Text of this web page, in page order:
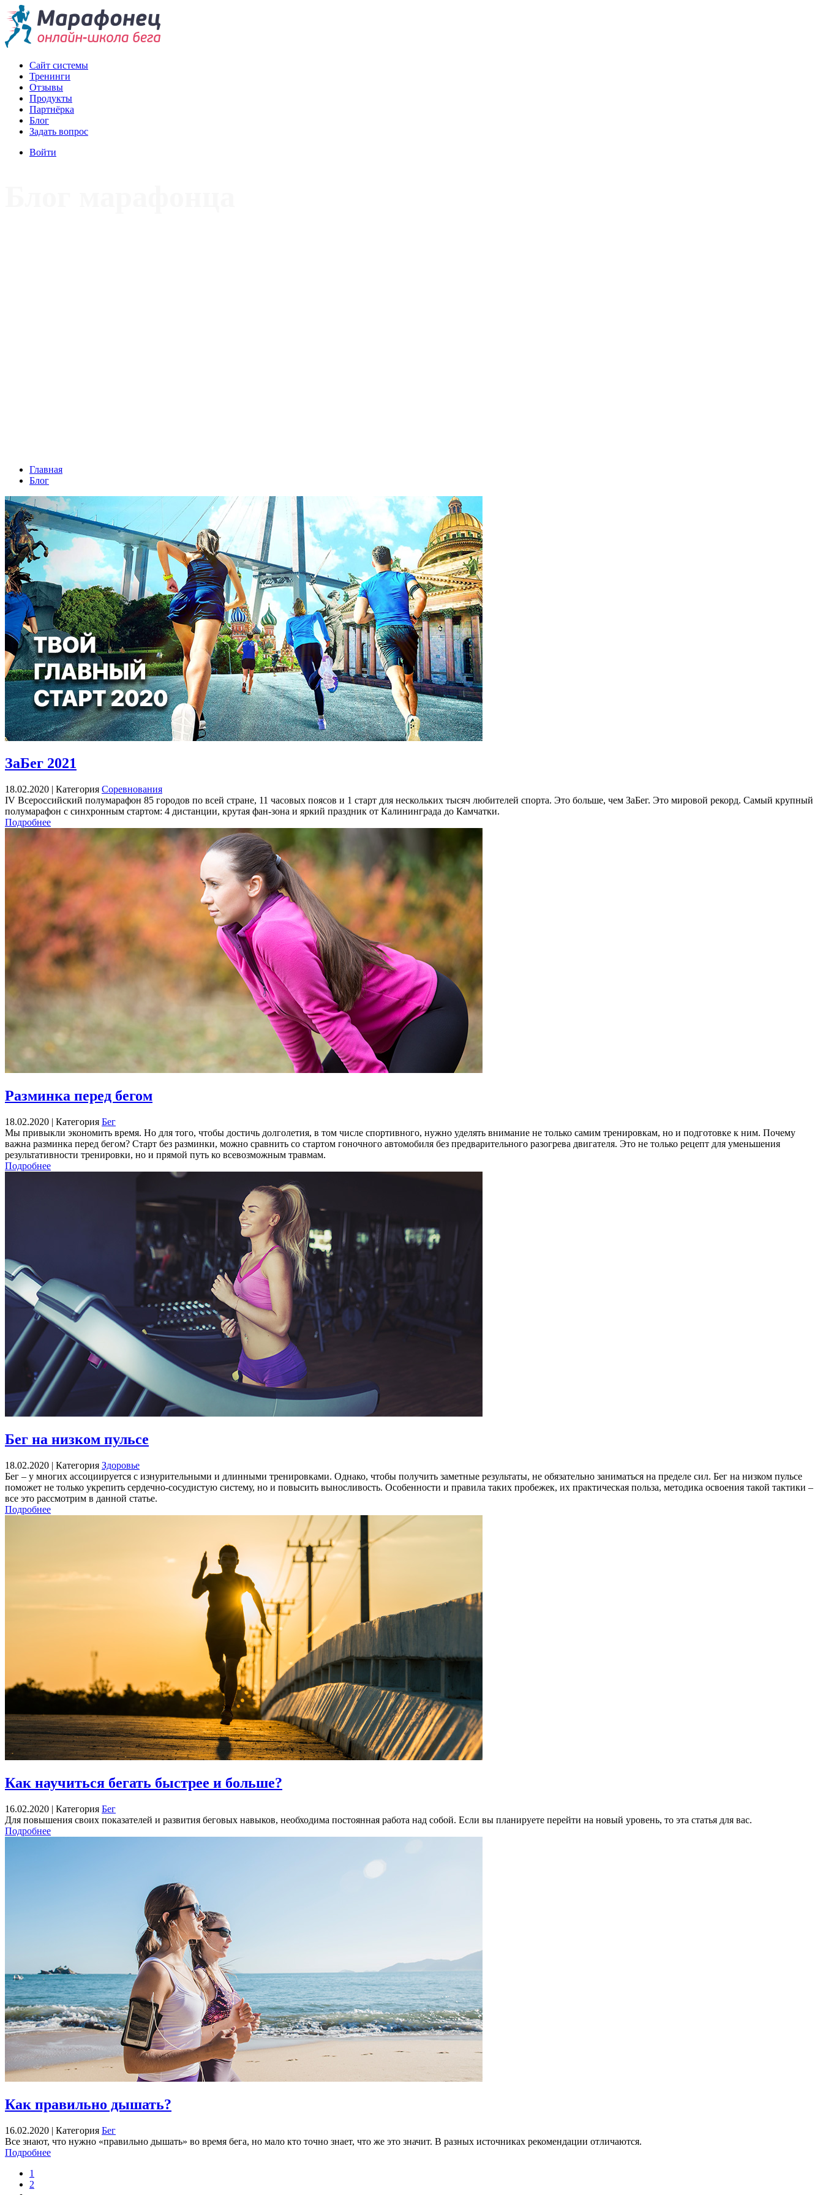
Сайт системы
Тренинги
Отзывы
Продукты
Партнёрка
Блог
Задать вопрос
Войти
Главная
Блог
ЗаБег 2021
18.02.2020 | Категория Соревнования
IV Всероссийский полумарафон 85 городов по всей стране, 11 часовых поясов и 1 старт для нескольких тысяч любителей спорта. Это больше, чем ЗаБег. Это мировой рекорд. Самый крупный
полумарафон с синхронным стартом: 4 дистанции, крутая фан-зона и яркий праздник от Калининграда до Камчатки.
Подробнее
Разминка перед бегом
18.02.2020 | Категория Бег
Мы привыкли экономить время. Но для того, чтобы достичь долголетия, в том числе спортивного, нужно уделять внимание не только самим тренировкам, но и подготовке к ним. Почему
важна разминка перед бегом? Старт без разминки, можно сравнить со стартом гоночного автомобиля без предварительного разогрева двигателя. Это не только рецепт для уменьшения
результативности тренировки, но и прямой путь ко всевозможным травмам.
Подробнее
Бег на низком пульсе
18.02.2020 | Категория Здоровье
Бег – у многих ассоциируется с изнурительными и длинными тренировками. Однако, чтобы получить заметные результаты, не обязательно заниматься на пределе сил. Бег на низком пульсе
поможет не только укрепить сердечно-сосудистую систему, но и повысить выносливость. Особенности и правила таких пробежек, их практическая польза, методика освоения такой тактики –
все это рассмотрим в данной статье.
Подробнее
Как научиться бегать быстрее и больше?
16.02.2020 | Категория Бег
Для повышения своих показателей и развития беговых навыков, необходима постоянная работа над собой. Если вы планируете перейти на новый уровень, то эта статья для вас.
Подробнее
Как правильно дышать?
16.02.2020 | Категория Бег
Все знают, что нужно «правильно дышать» во время бега, но мало кто точно знает, что же это значит. В разных источниках рекомендации отличаются.
Подробнее
1
2